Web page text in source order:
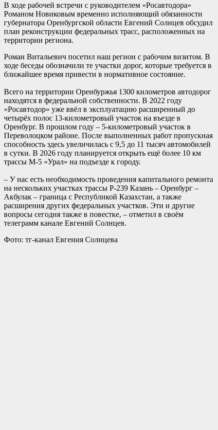
В ходе рабочей встречи с руководителем «Росавтодора»
Романом Новиковым временно исполняющий обязанности
губернатора Оренбургской области Евгений Солнцев обсудил
план реконструкции федеральных трасс, расположенных на
территории региона.
Роман Витальевич посетил наш регион с рабочим визитом. В
ходе беседы обозначили те участки дорог, которые требуется в
ближайшее время привести в нормативное состояние.
Всего на территории Оренбуржья 1300 километров автодорог
находятся в федеральной собственности. В 2022 году
«Росавтодор» уже ввёл в эксплуатацию расширенный до
четырёх полос 13-километровый участок на въезде в
Оренбург. В прошлом году – 5-километровый участок в
Переволоцком районе. После выполненных работ пропускная
способность здесь увеличилась с 9,5 до 11 тысяч автомобилей
в сутки. В 2026 году планируется открыть ещё более 10 км
трассы М-5 «Урал» на подъезде к городу.
– У нас есть необходимость проведения капитального ремонта
на нескольких участках трассы Р-239 Казань – Оренбург –
Акбулак – граница с Республикой Казахстан, а также
расширения других федеральных участков. Эти и другие
вопросы сегодня также в повестке, – отметил в своём
телеграмм канале Евгений Солнцев.
Фото: тг-канал Евгения Солнцева